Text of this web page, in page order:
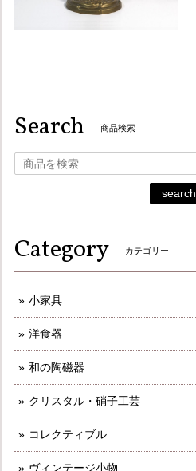
Search 商品検索
search
Category カテゴリー
小家具
洋食器
和の陶磁器
クリスタル・硝子工芸
コレクティブル
ヴィンテージ小物